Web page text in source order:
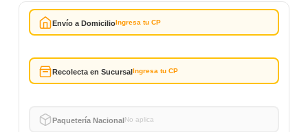
Envío a DomicilioIngresa tu CP
Recolecta en SucursalIngresa tu CP
Paquetería NacionalNo aplica